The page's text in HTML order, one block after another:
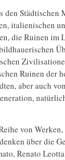
den Städtischen
italienischen
die Ruinen im
Ruinen der
aber auch
von
über die
Renato